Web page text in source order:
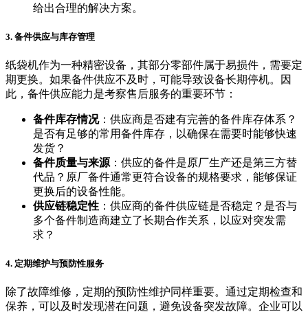
给出合理的解决方案。
3. 备件供应与库存管理
纸袋机作为一种精密设备，其部分零部件属于易损件，需要定
期更换。如果备件供应不及时，可能导致设备长期停机。因
此，备件供应能力是考察售后服务的重要环节：
备件库存情况：供应商是否建有完善的备件库存体系？
是否有足够的常用备件库存，以确保在需要时能够快速
发货？
备件质量与来源 ：供应的备件是原厂生产还是第三方替
代品？原厂备件通常更符合设备的规格要求，能够保证
更换后的设备性能。
供应链稳定性 ：供应商的备件供应链是否稳定？是否与
多个备件制造商建立了长期合作关系，以应对突发需
求？
4. 定期维护与预防性服务
除了故障维修，定期的预防性维护同样重要。通过定期检查和
保养，可以及时发现潜在问题，避免设备突发故障。企业可以